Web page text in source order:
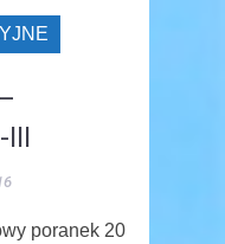
poranek 20